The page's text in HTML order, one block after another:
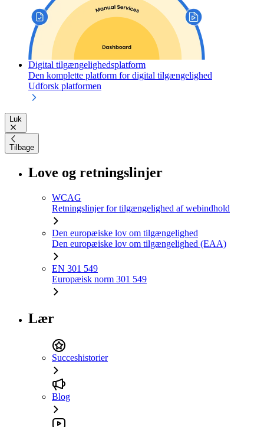
Digital tilgængelighedsplatform
Den komplette platform for digital tilgængelighed
Udforsk platformen
Luk
Tilbage
Love og retningslinjer
WCAG
Retningslinjer for tilgængelighed af webindhold
Den europæiske lov om tilgængelighed
Den europæiske lov om tilgængelighed (EAA)
EN 301 549
Europæisk norm 301 549
Lær
Succeshistorier
Blog